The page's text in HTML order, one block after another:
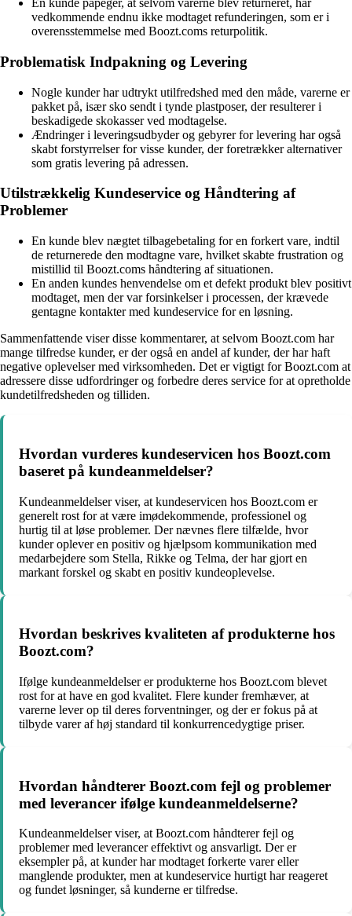
En kunde påpeger, at selvom varerne blev returneret, har
vedkommende endnu ikke modtaget refunderingen, som er i
overensstemmelse med Boozt.coms returpolitik.
Problematisk Indpakning og Levering
Nogle kunder har udtrykt utilfredshed med den måde, varerne er
pakket på, især sko sendt i tynde plastposer, der resulterer i
beskadigede skokasser ved modtagelse.
Ændringer i leveringsudbyder og gebyrer for levering har også
skabt forstyrrelser for visse kunder, der foretrækker alternativer
som gratis levering på adressen.
Utilstrækkelig Kundeservice og Håndtering af
Problemer
En kunde blev nægtet tilbagebetaling for en forkert vare, indtil
de returnerede den modtagne vare, hvilket skabte frustration og
mistillid til Boozt.coms håndtering af situationen.
En anden kundes henvendelse om et defekt produkt blev positivt
modtaget, men der var forsinkelser i processen, der krævede
gentagne kontakter med kundeservice for en løsning.
Sammenfattende viser disse kommentarer, at selvom Boozt.com har
mange tilfredse kunder, er der også en andel af kunder, der har haft
negative oplevelser med virksomheden. Det er vigtigt for Boozt.com at
adressere disse udfordringer og forbedre deres service for at opretholde
kundetilfredsheden og tilliden.
Hvordan vurderes kundeservicen hos Boozt.com
baseret på kundeanmeldelser?
Kundeanmeldelser viser, at kundeservicen hos Boozt.com er
generelt rost for at være imødekommende, professionel og
hurtig til at løse problemer. Der nævnes flere tilfælde, hvor
kunder oplever en positiv og hjælpsom kommunikation med
medarbejdere som Stella, Rikke og Telma, der har gjort en
markant forskel og skabt en positiv kundeoplevelse.
Hvordan beskrives kvaliteten af produkterne hos
Boozt.com?
Ifølge kundeanmeldelser er produkterne hos Boozt.com blevet
rost for at have en god kvalitet. Flere kunder fremhæver, at
varerne lever op til deres forventninger, og der er fokus på at
tilbyde varer af høj standard til konkurrencedygtige priser.
Hvordan håndterer Boozt.com fejl og problemer
med leverancer ifølge kundeanmeldelserne?
Kundeanmeldelser viser, at Boozt.com håndterer fejl og
problemer med leverancer effektivt og ansvarligt. Der er
eksempler på, at kunder har modtaget forkerte varer eller
manglende produkter, men at kundeservice hurtigt har reageret
og fundet løsninger, så kunderne er tilfredse.